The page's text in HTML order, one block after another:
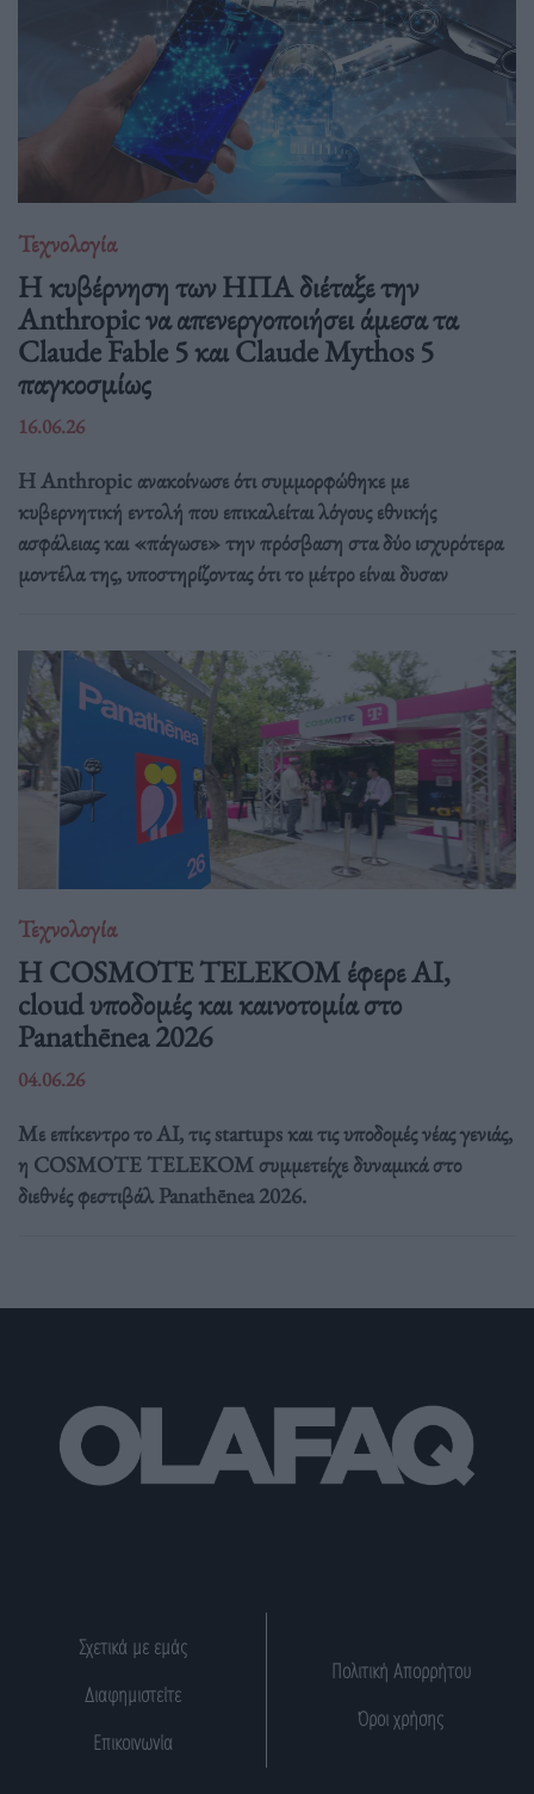
Τεχνολογία
Η κυβέρνηση των ΗΠΑ διέταξε την
Anthropic να απενεργοποιήσει άμεσα τα
Claude Fable 5 και Claude Mythos 5
παγκοσμίως
16.06.26
Η Anthropic ανακοίνωσε ότι συμμορφώθηκε με
κυβερνητική εντολή που επικαλείται λόγους εθνικής
ασφάλειας και «πάγωσε» την πρόσβαση στα δύο ισχυρότερα
μοντέλα της, υποστηρίζοντας ότι το μέτρο είναι δυσαν
Τεχνολογία
Η COSMOTE TELEKOM έφερε AI,
cloud υποδομές και καινοτομία στο
Panathēnea 2026
04.06.26
Με επίκεντρο το AI, τις startups και τις υποδομές νέας γενιάς,
η COSMOTE TELEKOM συμμετείχε δυναμικά στο
διεθνές φεστιβάλ Panathēnea 2026.
Σχετικά με εμάς
Διαφημιστείτε
Επικοινωνία
Πολιτική Απορρήτου
Όροι χρήσης